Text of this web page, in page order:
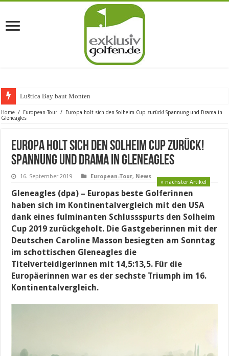
Luštica Bay baut Montenegros ers
Home / European-Tour /
Europa holt sich den Solheim Cup zurück! Spannung und Drama in
Gleneagles
Europa holt sich den Solheim Cup zurück!
Spannung und Drama in Gleneagles
16. September 2019 European-Tour, News
» nächster Artikel
Gleneagles (dpa) – Europas beste Golferinnen
haben sich im Kontinentalvergleich mit den USA
dank eines fulminanten Schlussspurts den Solheim
Cup 2019 zurückgeholt. Die Gastgeberinnen mit der
Deutschen Caroline Masson besiegten am Sonntag
im schottischen Gleneagles die
Titelverteidigerinnen mit 14,5:13,5. Für die
Europäerinnen war es der sechste Triumph im 16.
Kontinentalvergleich.